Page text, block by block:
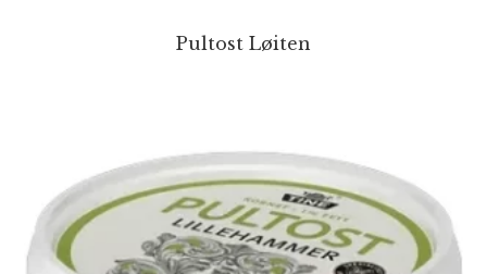
Pultost Løiten